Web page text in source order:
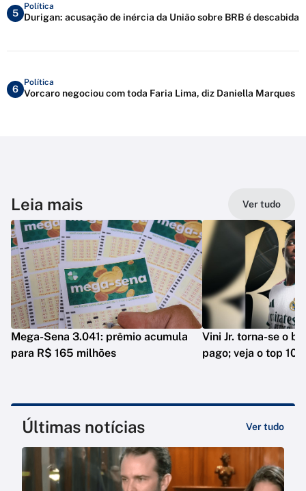
5
Política
Durigan: acusação de inércia da União sobre BRB é descabida
6
Política
Vorcaro negociou com toda Faria Lima, diz Daniella Marques
Leia mais Ver tudo
Mega-Sena 3.041: prêmio acumula
para R$ 165 milhões
Vini Jr. torna-se o
pago; veja o top 10
Últimas notícias Ver tudo